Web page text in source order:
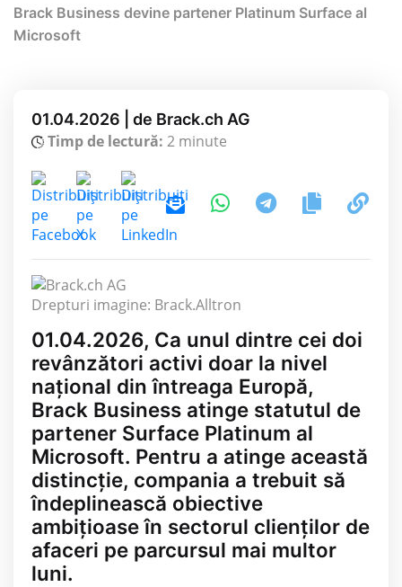
Brack Business devine partener Platinum Surface al
Microsoft
01.04.2026 | de Brack.ch AG
Timp de lectură: 2 minute
Drepturi imagine: Brack.Alltron
01.04.2026, Ca unul dintre cei doi
revânzători activi doar la nivel
național din întreaga Europă,
Brack Business atinge statutul de
partener Surface Platinum al
Microsoft. Pentru a atinge această
distincție, compania a trebuit să
îndeplinească obiective
ambițioase în sectorul clienților de
afaceri pe parcursul mai multor
luni.